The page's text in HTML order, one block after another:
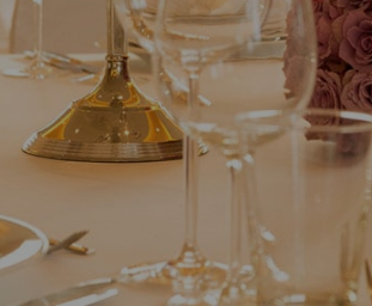
zeitlichen Nutzungseinschränkungen für Sie
kommen. Daher bitten wir Sie, dass Sie an
Ihrem Anreisetag Rücksprache mit unserem
Spa-Team halten.
Wir freuen uns auf Ihren Besuch.